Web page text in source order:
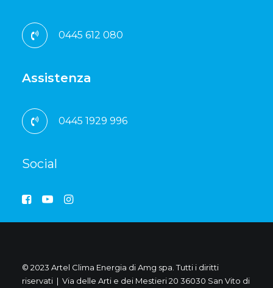
0445 612 080
Assistenza
0445 1929 996
Social
© 2023 Artel Clima Energia di Amg spa. Tutti i diritti
riservati | Via delle Arti e dei Mestieri 20 36030 San Vito di